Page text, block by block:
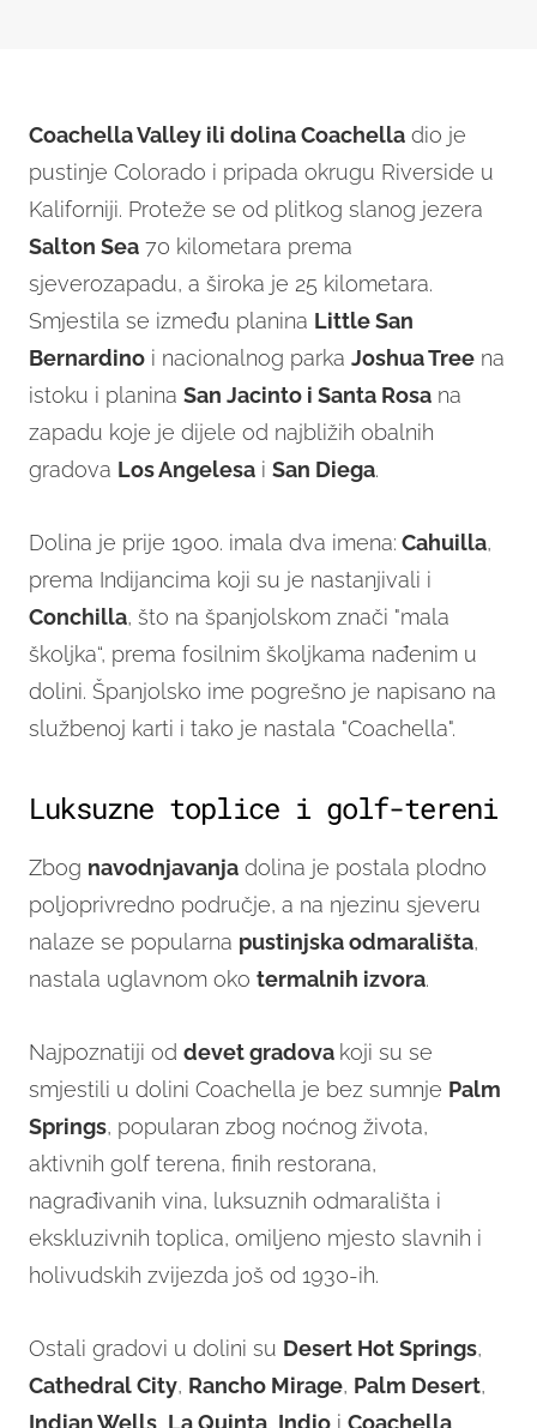
Coachella Valley ili dolina Coachella dio je
pustinje Colorado i pripada okrugu Riverside u
Kaliforniji. Proteže se od plitkog slanog jezera
Salton Sea 70 kilometara prema
sjeverozapadu, a široka je 25 kilometara.
Smjestila se između planina Little San
Bernardino i nacionalnog parka Joshua Tree na
istoku i planina San Jacinto i Santa Rosa na
zapadu koje je dijele od najbližih obalnih
gradova Los Angelesa i San Diega.
Dolina je prije 1900. imala dva imena: Cahuilla,
prema Indijancima koji su je nastanjivali i
Conchilla, što na španjolskom znači "mala
školjka“, prema fosilnim školjkama nađenim u
dolini. Španjolsko ime pogrešno je napisano na
službenoj karti i tako je nastala "Coachella".
Luksuzne toplice i golf-tereni
Zbog navodnjavanja dolina je postala plodno
poljoprivredno područje, a na njezinu sjeveru
nalaze se popularna pustinjska odmarališta,
nastala uglavnom oko termalnih izvora.
Najpoznatiji od devet gradova koji su se
smjestili u dolini Coachella je bez sumnje Palm
Springs, popularan zbog noćnog života,
aktivnih golf terena, finih restorana,
nagrađivanih vina, luksuznih odmarališta i
ekskluzivnih toplica, omiljeno mjesto slavnih i
holivudskih zvijezda još od 1930-ih.
Ostali gradovi u dolini su Desert Hot Springs,
Cathedral City, Rancho Mirage, Palm Desert,